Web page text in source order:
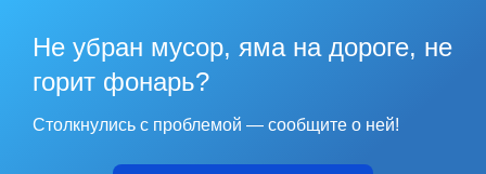
Не убран мусор, яма на дороге, не
горит фонарь?
Столкнулись с проблемой — сообщите о ней!